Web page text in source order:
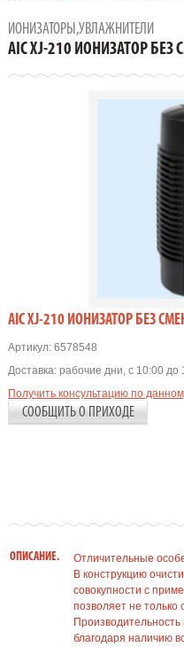
ИОНИЗАТОРЫ,УВЛАЖНИТЕЛИ
AIC XJ-210 ИОНИЗАТОР
AIC XJ-210 ИОНИЗАТОР БЕЗ
Артикул:6578548
Доставка: рабочие дни, с 10:00 до
Получить консультацию по
СООБЩИТЬ О ПРИХОДЕ
ОПИСАНИЕ.
Отличительные
В конструкцию
совокупности с
позволяет не только
благодаря наличию